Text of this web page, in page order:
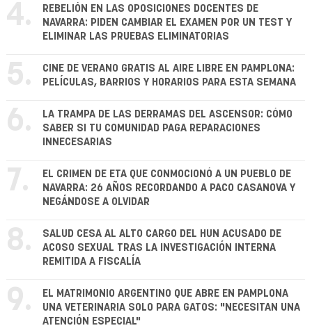
4.
REBELIÓN EN LAS OPOSICIONES DOCENTES DE
NAVARRA: PIDEN CAMBIAR EL EXAMEN POR UN TEST Y
ELIMINAR LAS PRUEBAS ELIMINATORIAS
5.
CINE DE VERANO GRATIS AL AIRE LIBRE EN PAMPLONA:
PELÍCULAS, BARRIOS Y HORARIOS PARA ESTA SEMANA
6.
LA TRAMPA DE LAS DERRAMAS DEL ASCENSOR: CÓMO
SABER SI TU COMUNIDAD PAGA REPARACIONES
INNECESARIAS
7.
EL CRIMEN DE ETA QUE CONMOCIONÓ A UN PUEBLO DE
NAVARRA: 26 AÑOS RECORDANDO A PACO CASANOVA Y
NEGÁNDOSE A OLVIDAR
8.
SALUD CESA AL ALTO CARGO DEL HUN ACUSADO DE
ACOSO SEXUAL TRAS LA INVESTIGACIÓN INTERNA
REMITIDA A FISCALÍA
9.
EL MATRIMONIO ARGENTINO QUE ABRE EN PAMPLONA
UNA VETERINARIA SOLO PARA GATOS: "NECESITAN UNA
ATENCIÓN ESPECIAL"